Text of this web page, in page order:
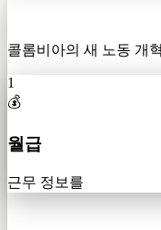
콜롬비아의 새 노동 개
1
💰
월급
근무 정보를